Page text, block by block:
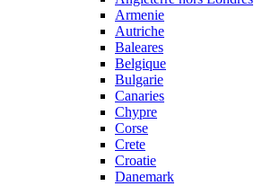
Armenie
Autriche
Baleares
Belgique
Bulgarie
Canaries
Chypre
Corse
Crete
Croatie
Danemark